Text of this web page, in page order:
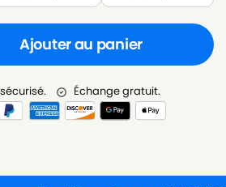
Ajouter au panier
Échange gratuit.